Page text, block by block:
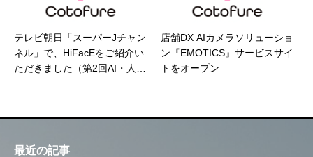
テレビ朝日「スーパーJチャン
ネル」で、HiFacEをご紹介い
ただきました（第2回AI・人工
店舗DX AIカメラソリューショ
ン『EMOTICS』サービスサイ
トをオープン
最近の記事